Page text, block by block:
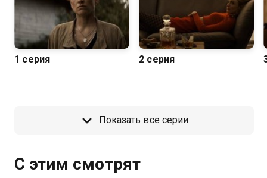
1 серия 2 серия
Показать все серии
С этим смотрят